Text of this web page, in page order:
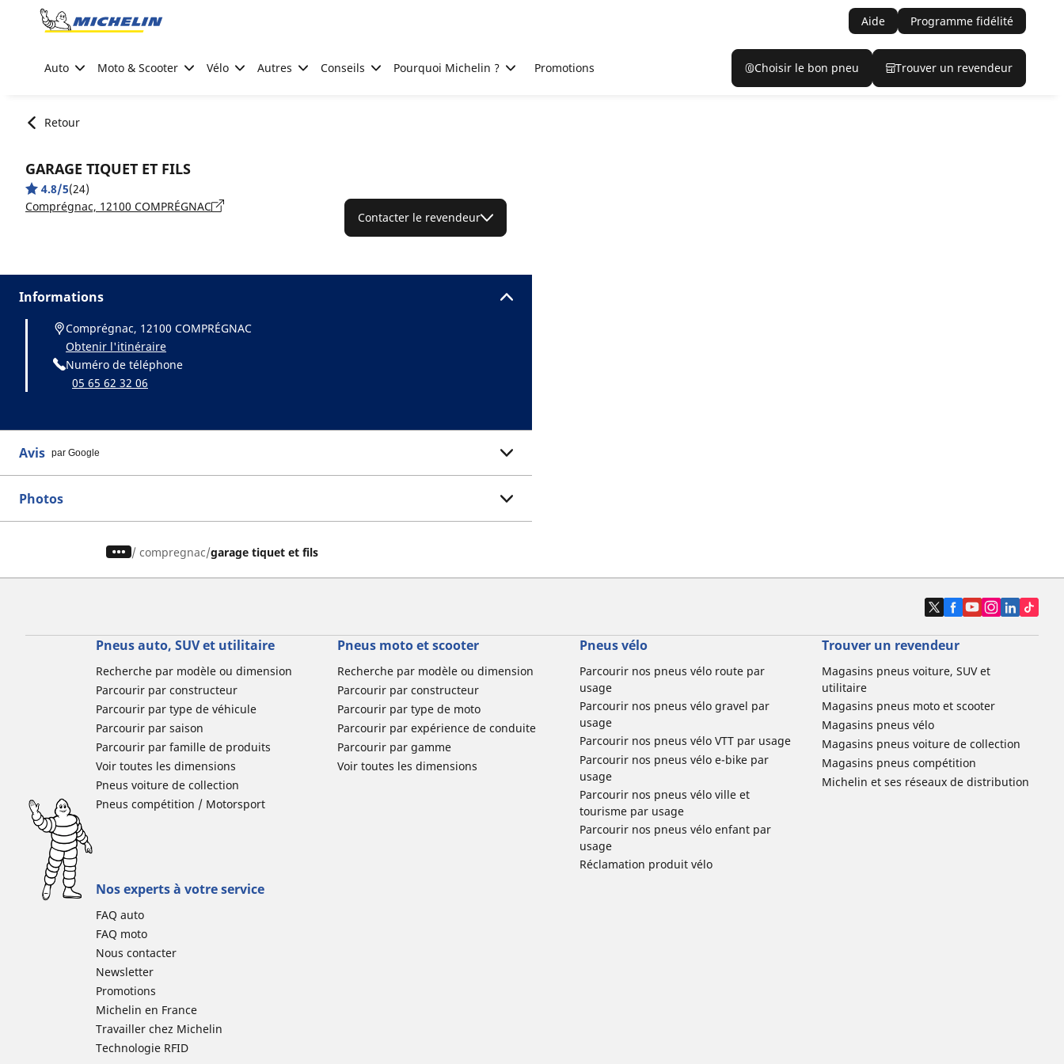
Go to page content
Aide Programme fidélité
Auto Moto & Scooter Vélo Autres Conseils Pourquoi Michelin ? Promotions Choisir le bon pneu Trouver un revendeur
Retour
GARAGE TIQUET ET FILS
4.8/5(24)
Comprégnac, 12100 COMPRÉGNAC
Contacter le revendeur
Informations
Comprégnac, 12100 COMPRÉGNAC
Obtenir l'itinéraire
Numéro de téléphone
05 65 62 32 06
Avis par Google
Photos
/ compregnac garage tiquet et fils
Pneus auto, SUV et utilitaire
Recherche par modèle ou dimension
Parcourir par constructeur
Parcourir par type de véhicule
Parcourir par saison
Parcourir par famille de produits
Voir toutes les dimensions
Pneus voiture de collection
Pneus compétition / Motorsport
Pneus moto et scooter
Recherche par modèle ou dimension
Parcourir par constructeur
Parcourir par type de moto
Parcourir par expérience de conduite
Parcourir par gamme
Voir toutes les dimensions
Pneus vélo
Parcourir nos pneus vélo route par
usage
Parcourir nos pneus vélo gravel par
usage
Parcourir nos pneus vélo VTT par usage
Parcourir nos pneus vélo e-bike par
usage
Parcourir nos pneus vélo ville et
tourisme par usage
Parcourir nos pneus vélo enfant par
usage
Réclamation produit vélo
Trouver un revendeur
Magasins pneus voiture, SUV et
utilitaire
Magasins pneus moto et scooter
Magasins pneus vélo
Magasins pneus voiture de collection
Magasins pneus compétition
Michelin et ses réseaux de distribution
Nos experts à votre service
FAQ auto
FAQ moto
Nous contacter
Newsletter
Promotions
Michelin en France
Travailler chez Michelin
Technologie RFID